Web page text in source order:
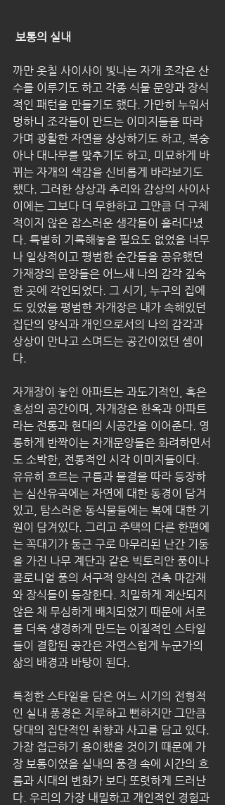
보통의 실내
까만 옷칠 사이사이 빛나는 자개 조각은 산
수를 이루기도 하고 각종 식물 문양과 장식
적인 패턴을 만들기도 했다. 가만히 누워서
멍하니 조각들이 만드는 이미지들을 따라
가며 광활한 자연을 상상하기도 하고, 복숭
아나 대나무를 맞추기도 하고, 미묘하게 바
뀌는 자개의 색감을 신비롭게 바라보기도
했다. 그러한 상상과 추리와 감상의 사이사
이에는 그보다 더 무한하고 그만큼 더 구체
적이지 않은 잡스러운 생각들이 흘러다녔
다. 특별히 기록해놓을 필요도 없었을 너무
나 일상적이고 평범한 순간들을 공유했던
가재장의 문양들은 어느새 나의 감각 깊숙
한 곳에 각인되었다. 그 시기, 누구의 집에
도 있었을 평범한 자개장은 내가 속해있던
집단의 양식과 개인으로서의 나의 감각과
상상이 만나고 스며드는 공간이었던 셈이
다.
자개장이 놓인 아파트는 과도기적인, 혹은
혼성의 공간이며, 자개장은 한옥과 아파트
라는 전통과 현대의 시공간을 이어준다. 영
롱하게 반짝이는 자개문양들은 화려하면서
도 소박한, 전통적인 시각 이미지들이다.
유유히 흐르는 구름과 물결을 따라 등장하
는 심산유곡에는 자연에 대한 동경이 담겨
있고, 탐스러운 동식물들에는 복에 대한 기
원이 담겨있다. 그리고 주택의 다른 한편에
는 꼭대기가 둥근 구로 마무리된 난간 기둥
을 가진 나무 계단과 같은 빅토리안 풍이나
콜로니얼 풍의 서구적 양식의 건축 마감재
와 장식들이 등장한다. 치밀하게 계산되지
않은 채 무심하게 배치되었기 때문에 서로
를 더욱 생경하게 만드는 이질적인 스타일
들이 결합된 공간은 자연스럽게 누군가의
삶의 배경과 바탕이 된다.
특정한 스타일을 담은 어느 시기의 전형적
인 실내 풍경은 지루하고 뻔하지만 그만큼
당대의 집단적인 취향과 사고를 담고 있다.
가장 접근하기 용이했을 것이기 때문에 가
장 보통이었을 실내의 풍경 속에 시간의 흐
름과 시대의 변화가 보다 또렷하게 드러난
다. 우리의 가장 내밀하고 개인적인 경험과